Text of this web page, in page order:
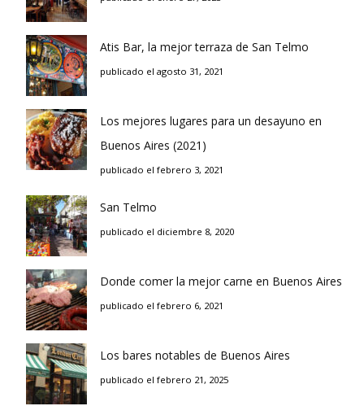
Atis Bar, la mejor terraza de San Telmo
publicado el agosto 31, 2021
Los mejores lugares para un desayuno en
Buenos Aires (2021)
publicado el febrero 3, 2021
San Telmo
publicado el diciembre 8, 2020
Donde comer la mejor carne en Buenos Aires
publicado el febrero 6, 2021
Los bares notables de Buenos Aires
publicado el febrero 21, 2025